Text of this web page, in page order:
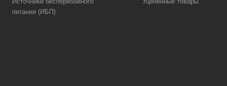
питания (ИБП)